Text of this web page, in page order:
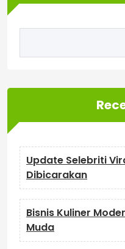
Update Selebriti
Dibicarakan
Bisnis Kuliner
Muda